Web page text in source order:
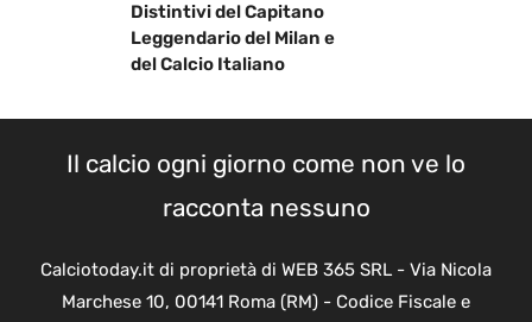
Distintivi del Capitano
Leggendario del Milan e
del Calcio Italiano
Il calcio ogni giorno come non ve lo
racconta nessuno
Calciotoday.it di proprietà di WEB 365 SRL - Via Nicola
Marchese 10, 00141 Roma (RM) - Codice Fiscale e